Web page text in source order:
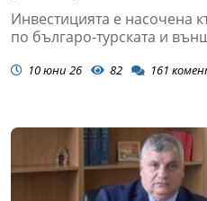
Инвестицията е насочена
по българо-турската и
10 юни 26 82 161